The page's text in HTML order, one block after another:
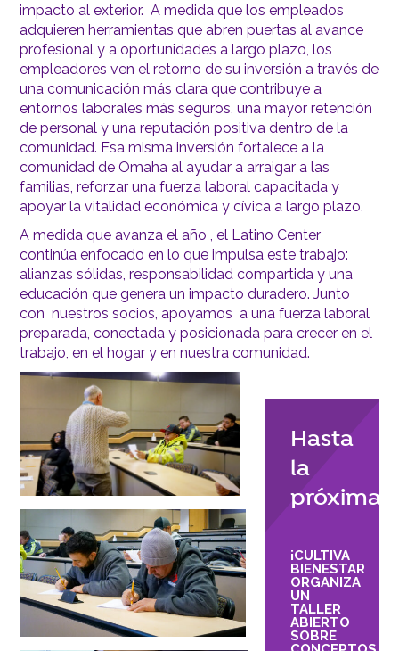
impacto al exterior. A medida que los empleados
adquieren herramientas que abren puertas al avance
profesional y a oportunidades a largo plazo, los
empleadores ven el retorno de su inversión a través de
una comunicación más clara que contribuye a
entornos laborales más seguros, una mayor retención
de personal y una reputación positiva dentro de la
comunidad. Esa misma inversión fortalece a la
comunidad de Omaha al ayudar a arraigar a las
familias, reforzar una fuerza laboral capacitada y
apoyar la vitalidad económica y cívica a largo plazo.
A medida que avanza el año , el Latino Center
continúa enfocado en lo que impulsa este trabajo:
alianzas sólidas, responsabilidad compartida y una
educación que genera un impacto duradero. Junto
con nuestros socios, apoyamos a una fuerza laboral
preparada, conectada y posicionada para crecer en el
trabajo, en el hogar y en nuestra comunidad.
Hasta
la
próxima
¡CULTIVA
BIENESTAR
ORGANIZA
UN
TALLER
ABIERTO
SOBRE